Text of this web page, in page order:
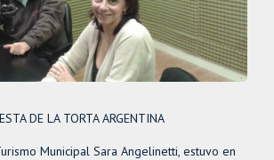
DE LA TORTA ARGENTINA
Municipal Sara Angelinetti, estuvo en